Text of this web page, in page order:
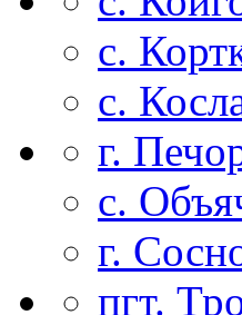
с.
с.
г.
с.
г.
пгт.